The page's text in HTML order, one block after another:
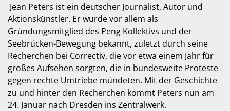
Jean Peters ist ein deutscher Journalist, Autor und
Aktionskünstler. Er wurde vor allem als
Gründungsmitglied des Peng Kollektivs und der
Seebrücken-Bewegung bekannt, zuletzt durch seine
Recherchen bei Correctiv, die vor etwa einem Jahr für
großes Aufsehen sorgten, die in bundesweite Proteste
gegen rechte Umtriebe mündeten. Mit der Geschichte
zu und hinter den Recherchen kommt Peters nun am
24. Januar nach Dresden ins Zentralwerk.